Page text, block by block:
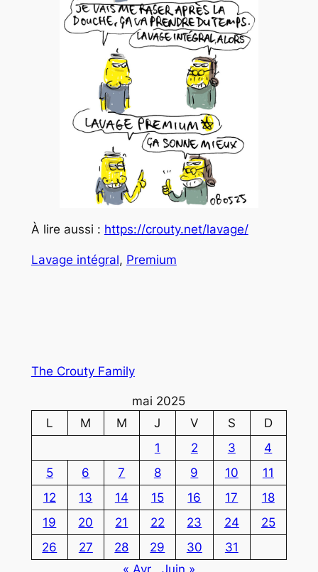
À lire aussi : https://crouty.net/lavage/
Lavage intégral, Premium
The Crouty Family
mai 2025
L
M M J V S
D
1
2 3
4
5
6 7 8 9 10
11
12
13 14 15 16 17
18
19
20 21 22 23 24
25
26
27 28 29 30
31